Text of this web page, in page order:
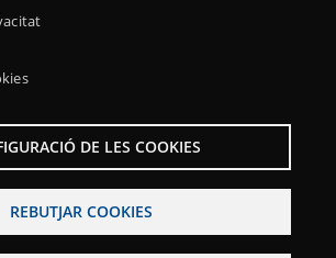
DE LES COOKIES
REBUTJAR COOKIES
Avís legal Accessibilitat